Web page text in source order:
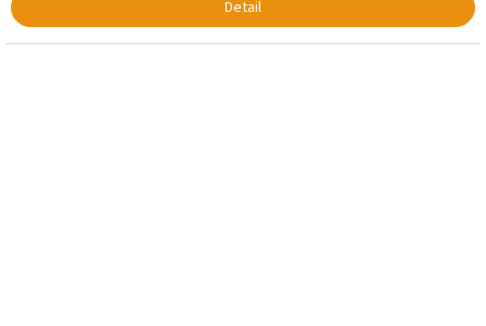
Detail